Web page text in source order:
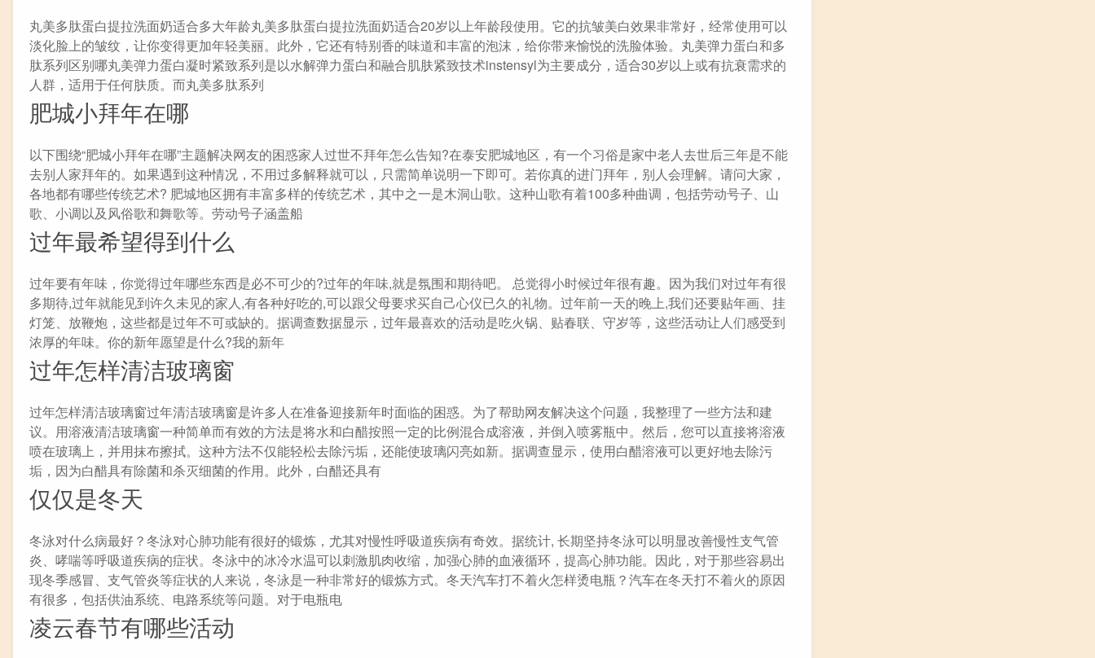
丸美多肽蛋白提拉洗面奶适合多大年龄丸美多肽蛋白提拉洗面奶适合20岁以上年龄段使用。它的抗皱美白效果非常好，经常使用可以
淡化脸上的皱纹，让你变得更加年轻美丽。此外，它还有特别香的味道和丰富的泡沫，给你带来愉悦的洗脸体验。丸美弹力蛋白和多
肽系列区别哪丸美弹力蛋白凝时紧致系列是以水解弹力蛋白和融合肌肤紧致技术instensyl为主要成分，适合30岁以上或有抗衰需求的
人群，适用于任何肤质。而丸美多肽系列
肥城小拜年在哪
以下围绕“肥城小拜年在哪”主题解决网友的困惑家人过世不拜年怎么告知?在泰安肥城地区，有一个习俗是家中老人去世后三年是不能
去别人家拜年的。如果遇到这种情况，不用过多解释就可以，只需简单说明一下即可。若你真的进门拜年，别人会理解。请问大家，
各地都有哪些传统艺术? 肥城地区拥有丰富多样的传统艺术，其中之一是木洞山歌。这种山歌有着100多种曲调，包括劳动号子、山
歌、小调以及风俗歌和舞歌等。劳动号子涵盖船
过年最希望得到什么
过年要有年味，你觉得过年哪些东西是必不可少的?过年的年味,就是氛围和期待吧。 总觉得小时候过年很有趣。因为我们对过年有很
多期待,过年就能见到许久未见的家人,有各种好吃的,可以跟父母要求买自己心仪已久的礼物。过年前一天的晚上,我们还要贴年画、挂
灯笼、放鞭炮，这些都是过年不可或缺的。据调查数据显示，过年最喜欢的活动是吃火锅、贴春联、守岁等，这些活动让人们感受到
浓厚的年味。你的新年愿望是什么?我的新年
过年怎样清洁玻璃窗
过年怎样清洁玻璃窗过年清洁玻璃窗是许多人在准备迎接新年时面临的困惑。为了帮助网友解决这个问题，我整理了一些方法和建
议。用溶液清洁玻璃窗一种简单而有效的方法是将水和白醋按照一定的比例混合成溶液，并倒入喷雾瓶中。然后，您可以直接将溶液
喷在玻璃上，并用抹布擦拭。这种方法不仅能轻松去除污垢，还能使玻璃闪亮如新。据调查显示，使用白醋溶液可以更好地去除污
垢，因为白醋具有除菌和杀灭细菌的作用。此外，白醋还具有
仅仅是冬天
冬泳对什么病最好？冬泳对心肺功能有很好的锻炼，尤其对慢性呼吸道疾病有奇效。据统计, 长期坚持冬泳可以明显改善慢性支气管
炎、哮喘等呼吸道疾病的症状。冬泳中的冰冷水温可以刺激肌肉收缩，加强心肺的血液循环，提高心肺功能。因此，对于那些容易出
现冬季感冒、支气管炎等症状的人来说，冬泳是一种非常好的锻炼方式。冬天汽车打不着火怎样烫电瓶？汽车在冬天打不着火的原因
有很多，包括供油系统、电路系统等问题。对于电瓶电
凌云春节有哪些活动